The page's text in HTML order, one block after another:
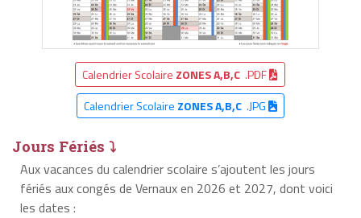
Calendrier Scolaire ZONES A,B,C .PDF
Calendrier Scolaire ZONES A,B,C.JPG
Jours Fériés ⤵
Aux vacances du calendrier scolaire s’ajoutent les jours
fériés aux congés de Vernaux en 2026 et 2027, dont voici
les dates :